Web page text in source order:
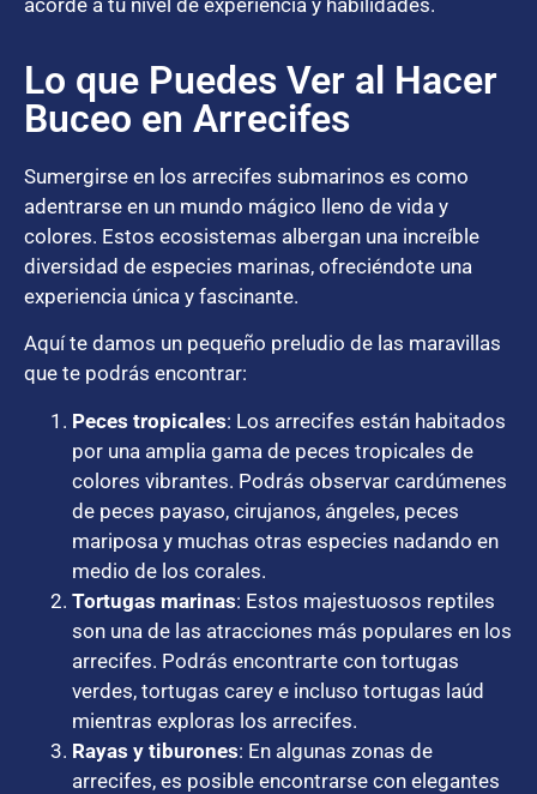
Lo que Puedes Ver al Hacer
Buceo en Arrecifes
Sumergirse en los arrecifes submarinos es como
adentrarse en un mundo mágico lleno de vida y
colores. Estos ecosistemas albergan una increíble
diversidad de especies marinas, ofreciéndote una
experiencia única y fascinante.
Aquí te damos un pequeño preludio de las maravillas
que te podrás encontrar:
Peces tropicales: Los arrecifes están habitados
por una amplia gama de peces tropicales de
colores vibrantes. Podrás observar cardúmenes
de peces payaso, cirujanos, ángeles, peces
mariposa y muchas otras especies nadando en
medio de los corales.
Tortugas marinas: Estos majestuosos reptiles
son una de las atracciones más populares en los
arrecifes. Podrás encontrarte con tortugas
verdes, tortugas carey e incluso tortugas laúd
mientras exploras los arrecifes.
Rayas y tiburones: En algunas zonas de
arrecifes, es posible encontrarse con elegantes